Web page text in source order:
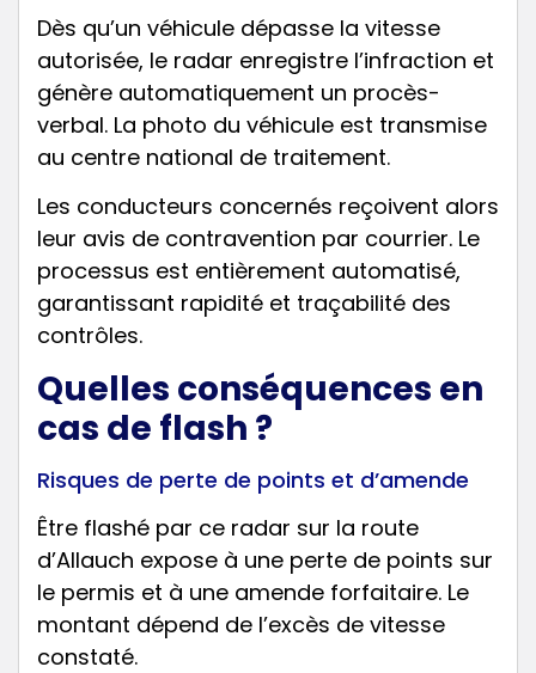
Dès qu’un véhicule dépasse la vitesse
autorisée, le radar enregistre l’infraction et
génère automatiquement un procès-
verbal. La photo du véhicule est transmise
au centre national de traitement.
Les conducteurs concernés reçoivent alors
leur avis de contravention par courrier. Le
processus est entièrement automatisé,
garantissant rapidité et traçabilité des
contrôles.
Quelles conséquences en
cas de flash ?
Risques de perte de points et d’amende
Être flashé par ce radar sur la route
d’Allauch expose à une perte de points sur
le permis et à une amende forfaitaire. Le
montant dépend de l’excès de vitesse
constaté.